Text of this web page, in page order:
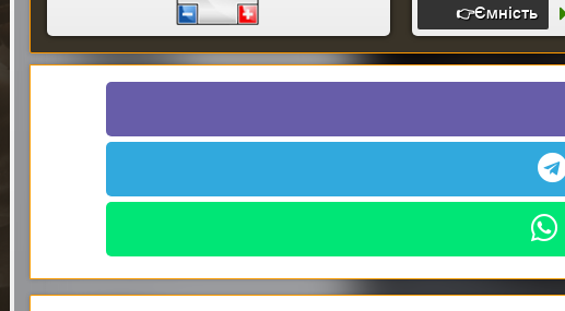
Skoda Scala
Skoda Scout
👉Ємність